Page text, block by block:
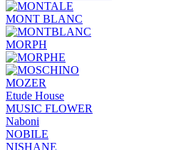
MONT BLANC
MORPH
MOZER
Etude House
MUSIC FLOWER
Naboni
NOBILE
NISHANE